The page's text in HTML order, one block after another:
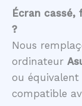
Écran cassé,
?
Nous
ordinateur
ou
compatible